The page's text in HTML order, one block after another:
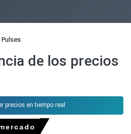
Pulses
de los precios
precios en tiempo real